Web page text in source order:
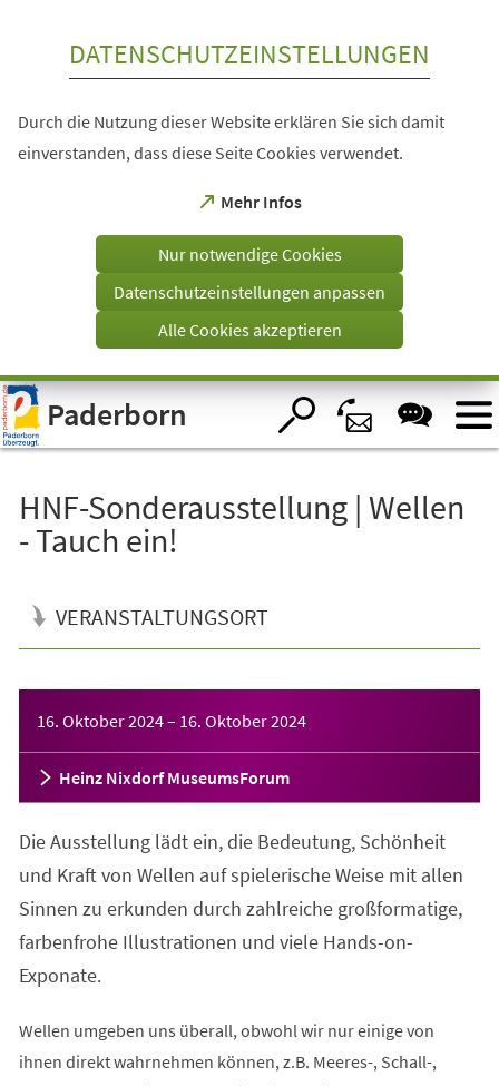
Visuelle
Assistenzsoftware
öffnen.
DATENSCHUTZEINSTELLUNGEN
Durch die Nutzung dieser Website erklären Sie sich damit
einverstanden, dass diese Seite Cookies verwendet.
Mehr Infos
(Öffnet
einem
Tab)
Nur notwendige Cookies
Datenschutzeinstellungen anpassen
Alle Cookies akzeptieren
Paderborn
HNF-Sonderausstellung | Wellen
- Tauch ein!
VERANSTALTUNGSORT
16. Oktober 2024– 16. Oktober 2024
Heinz Nixdorf MuseumsForum
Die Ausstellung lädt ein, die Bedeutung, Schönheit
und Kraft von Wellen auf spielerische Weise mit allen
Sinnen zu erkunden durch zahlreiche großformatige,
farbenfrohe Illustrationen und viele Hands-on-
Exponate.
Wellen umgeben uns überall, obwohl wir nur einige von
ihnen direkt wahrnehmen können, z.B. Meeres-, Schall-,